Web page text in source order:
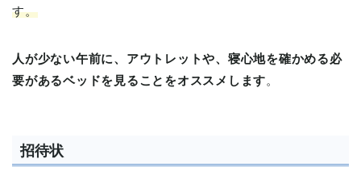
す。
人が少ない午前に、アウトレットや、寝心地を確かめる必
要があるベッドを見ることをオススメします。
招待状